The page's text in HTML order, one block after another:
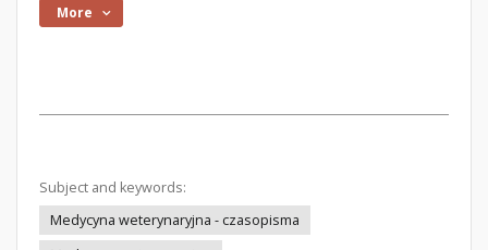
More
Subject and keywords:
Medycyna weterynaryjna - czasopisma